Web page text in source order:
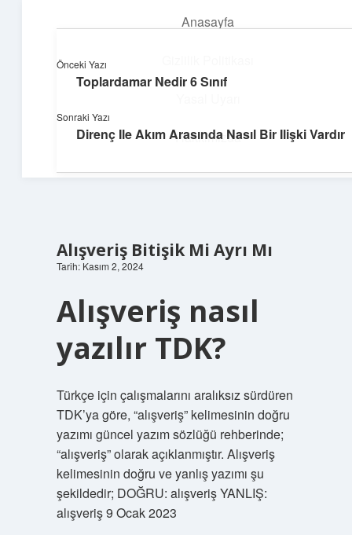
Anasayfa
Hakkımızda
Alışveriş Bitişik Mi Ayrı Mı
Tarih: Kasım 2, 2024
Alışveriş nasıl
yazılır TDK?
Türkçe için çalışmalarını aralıksız sürdüren
TDK’ya göre, “alışveriş” kelimesinin doğru
yazımı güncel yazım sözlüğü rehberinde;
“alışveriş” olarak açıklanmıştır. Alışveriş
kelimesinin doğru ve yanlış yazımı şu
şekildedir; DOĞRU: alışveriş YANLIŞ:
alışveriş 9 Ocak 2023
Önceki Yazı
Toplardamar Nedir 6 Sınıf
Sonraki Yazı
Direnç Ile Akım Arasında Nasıl Bir Ilişki Vardır